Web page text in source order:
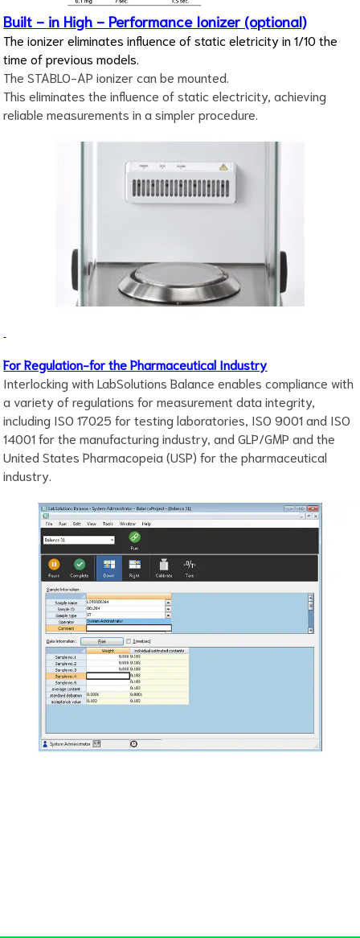
Built - in High - Performance Ionizer (optional)
The ionizer eliminates influence of static eletricity in 1/10 the
time of previous models.
The STABLO-AP ionizer can be mounted.
This eliminates the influence of static electricity, achieving
reliable measurements in a simpler procedure.
For Regulation-for the Pharmaceutical Industry
Interlocking with LabSolutions Balance enables compliance with
a variety of regulations for measurement data integrity,
including ISO 17025 for testing laboratories, ISO 9001 and ISO
14001 for the manufacturing industry, and GLP/GMP and the
United States Pharmacopeia (USP) for the pharmaceutical
industry.